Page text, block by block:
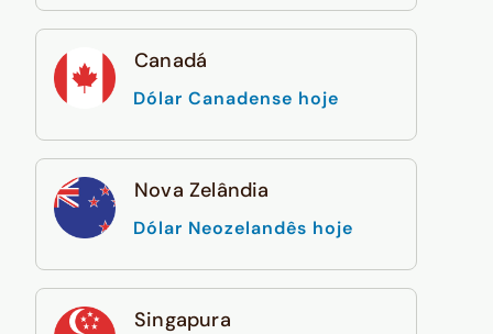
Canadá
Dólar Canadense hoje
Nova Zelândia
Dólar Neozelandês hoje
Singapura